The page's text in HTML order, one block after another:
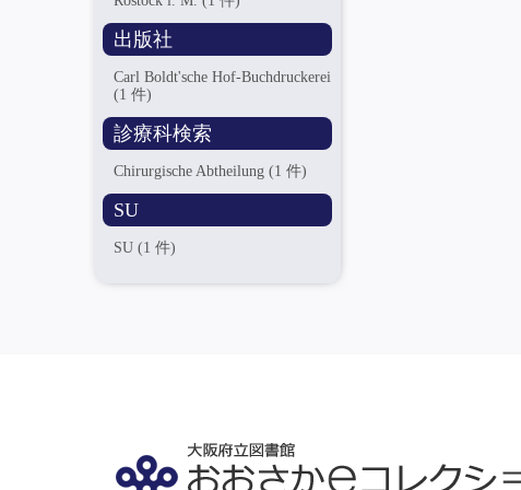
出版社
Carl Boldt'sche Hof-Buchdruckerei
(1 件)
診療科検索
Chirurgische Abtheilung(1 件)
SU
SU(1 件)